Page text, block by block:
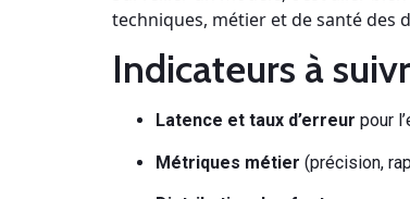
techniques, métier et de santé des
Indicateurs à
Latence et taux d’erreur pour
Métriques métier (précision,